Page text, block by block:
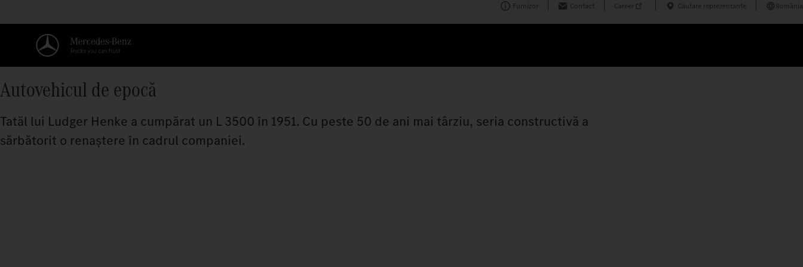
Furnizor Contact Career Căutare reprezentanțe România
Autovehicul de epocă
Tatăl lui Ludger Henke a cumpărat un L 3500 în 1951. Cu peste 50 de ani mai târziu, seria constructivă a
sărbătorit o renaștere în cadrul companiei.